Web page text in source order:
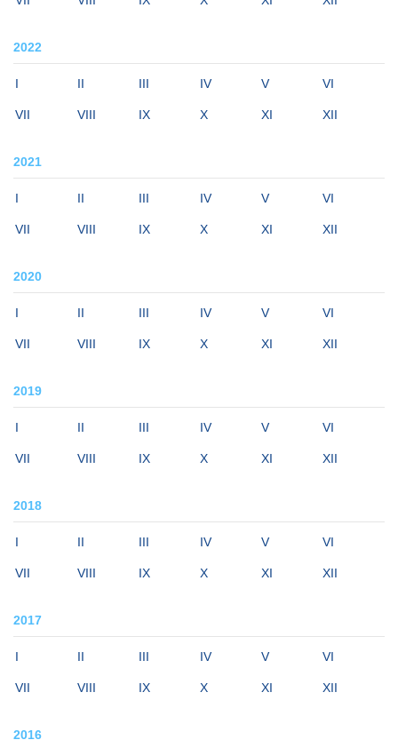
2022
I II III IV V VI
VII VIII IX X XI XII
2021
I II III IV V VI
VII VIII IX X XI XII
2020
I II III IV V VI
VII VIII IX X XI XII
2019
I II III IV V VI
VII VIII IX X XI XII
2018
I II III IV V VI
VII VIII IX X XI XII
2017
I II III IV V VI
VII VIII IX X XI XII
2016